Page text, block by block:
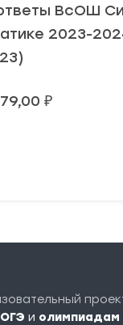
ВсОШ
2023-
₽Диапазон
ОГЭ и олимпиадам